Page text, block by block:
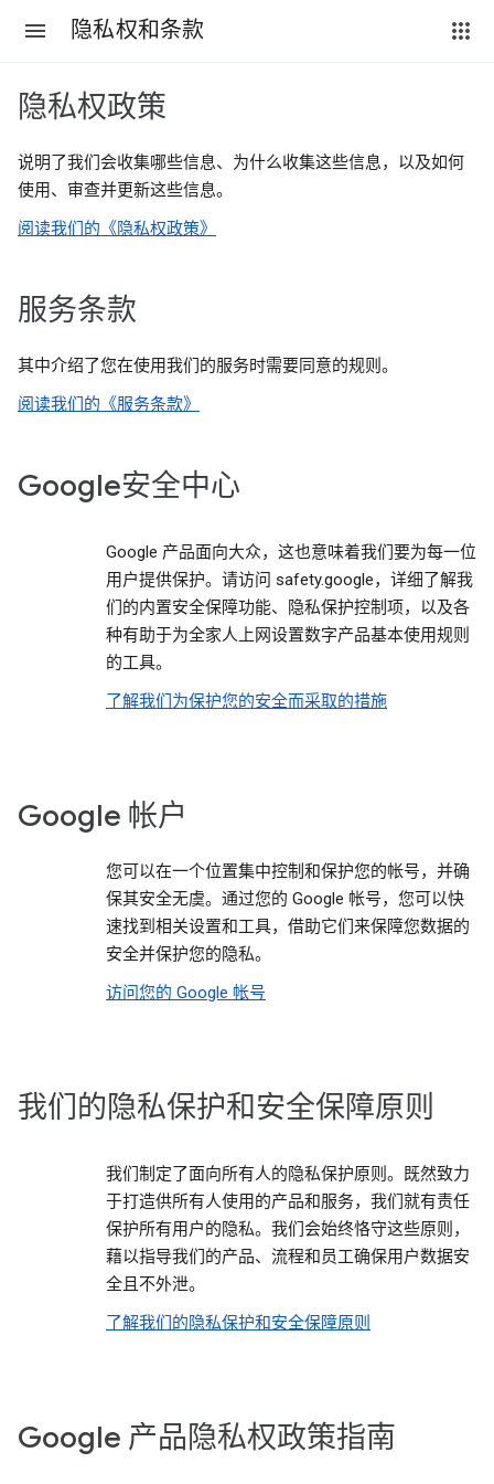
隐私权和条款
隐私权政策
说明了我们会收集哪些信息、为什么收集这些信息，以及如何
使用、审查并更新这些信息。
阅读我们的《隐私权政策》
服务条款
其中介绍了您在使用我们的服务时需要同意的规则。
阅读我们的《服务条款》
Google安全中心
Google 产品面向大众，这也意味着我们要为每一位
用户提供保护。请访问 safety.google，详细了解我
们的内置安全保障功能、隐私保护控制项，以及各
种有助于为全家人上网设置数字产品基本使用规则
的工具。
了解我们为保护您的安全而采取的措施
Google 帐户
您可以在一个位置集中控制和保护您的帐号，并确
保其安全无虞。通过您的 Google 帐号，您可以快
速找到相关设置和工具，借助它们来保障您数据的
安全并保护您的隐私。
访问您的 Google 帐号
我们的隐私保护和安全保障原则
我们制定了面向所有人的隐私保护原则。既然致力
于打造供所有人使用的产品和服务，我们就有责任
保护所有用户的隐私。我们会始终恪守这些原则，
藉以指导我们的产品、流程和员工确保用户数据安
全且不外泄。
了解我们的隐私保护和安全保障原则
Google 产品隐私权政策指南